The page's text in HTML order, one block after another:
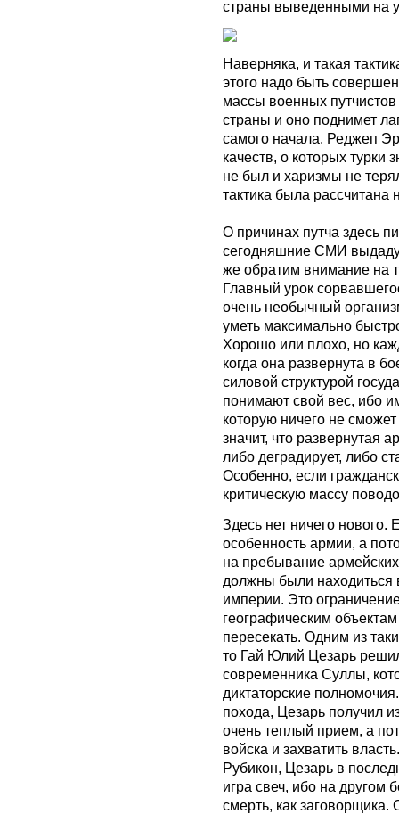
страны выведенными на
Наверняка, и такая
этого надо быть
массы военных
страны и оно поднимет
самого начала. Реджеп
качеств, о которых турки
не был и харизмы не
тактика была рассчитана
О причинах путча здесь
сегодняшние СМИ
же обратим внимание на
Главный урок
очень необычный
уметь максимально
Хорошо или плохо, но
когда она развернута в
силовой структурой
понимают свой вес, ибо
которую ничего не
значит, что развернутая
либо деградирует, либо
Особенно, если
критическую массу
Здесь нет ничего нового.
особенность армии, а
на пребывание
должны были находиться
империи. Это
географическим
пересекать. Одним из
то Гай Юлий Цезарь
современника Суллы,
диктаторские
похода, Цезарь получил
очень теплый прием, а
войска и захватить
Рубикон, Цезарь в
игра свеч, ибо на другом
смерть, как